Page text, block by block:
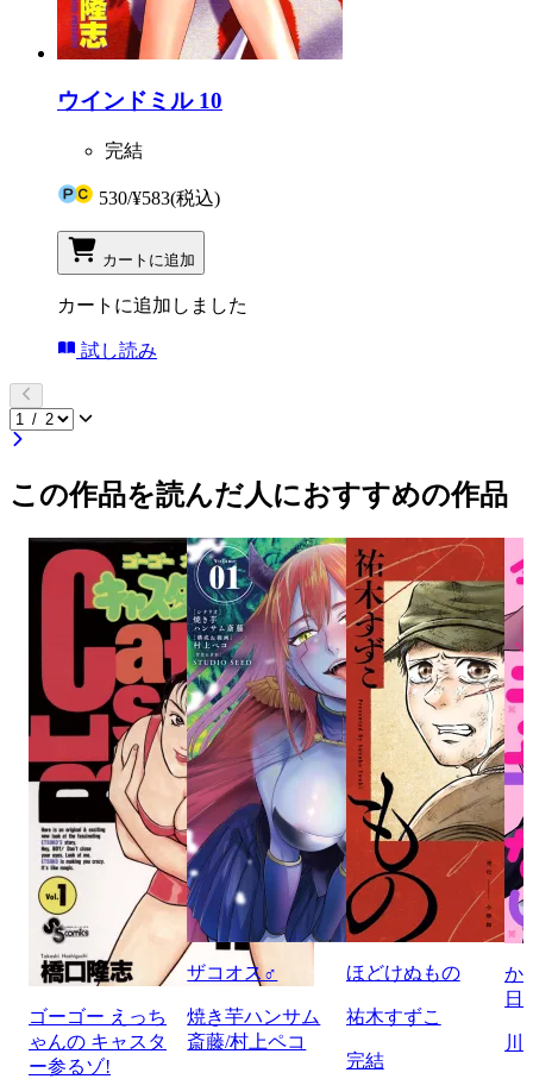
ウインドミル 10
完結
530/¥583(税込)
カートに追加
カートに追加しました
試し読み
この作品を読んだ人におすすめの作品
ゴーゴー えっち
ゃんの キャスタ
ー参るゾ!
ザコオス♂
焼き芋ハンサム
斎藤/村上ペコ
ほどけぬもの
祐木すずこ
完結
か
日
川